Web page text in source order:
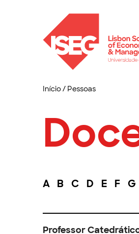
Início/ Pessoas
A B C D E F G
Professor